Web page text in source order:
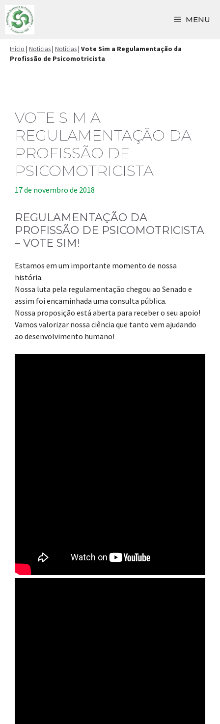
Pular
para
MENU
Início | Notícias| Notícias| Vote Sim a Regulamentação da
Profissão de Psicomotricista
VOTE SIM A
REGULAMENTAÇÃO DA
PROFISSÃO DE
PSICOMOTRICISTA
17 de novembro de 2018
REGULAMENTAÇÃO DA
PROFISSÃO DE PSICOMOTRICISTA
– VOTE SIM!
Estamos em um importante momento de nossa
história.
Nossa luta pela regulamentação chegou ao Senado e
assim foi encaminhada uma consulta pública.
Nossa proposição está aberta para receber o seu apoio!
Vamos valorizar nossa ciência que tanto vem ajudando
ao desenvolvimento humano!